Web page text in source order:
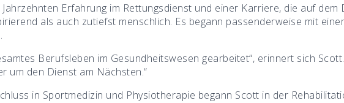
Erfahrung im Rettungsdienst und einer Karriere, die auf
als auch zutiefst menschlich. Es begann passenderweise mit
Berufsleben im Gesundheitswesen gearbeitet“, erinnert sich
um den Dienst am Nächsten.“
in Sportmedizin und Physiotherapie begann Scott in der